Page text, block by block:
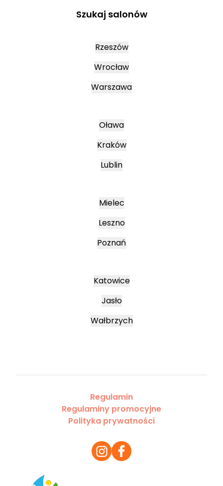
Szukaj salonów
Rzeszów
Wrocław
Warszawa
Oława
Kraków
Lublin
Mielec
Leszno
Poznań
Katowice
Jasło
Wałbrzych
Regulamin
Regulaminy promocyjne
Polityka prywatności